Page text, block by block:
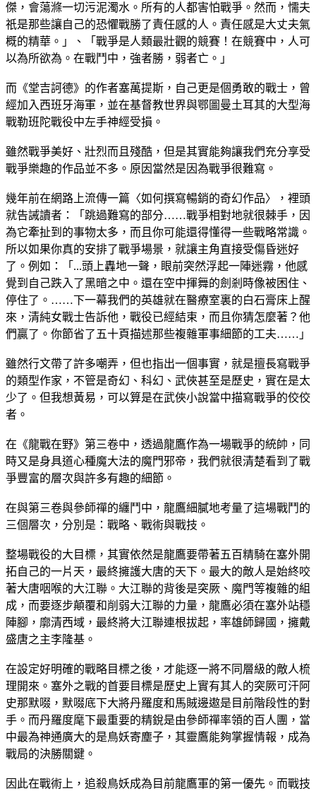
傑，會蕩滌一切污泥濁水。所有的人都害怕戰爭。然而，懦夫
祇是那些讓自己的恐懼戰勝了責任感的人。責任感是大丈夫氣
概的精華。」、「戰爭是人類最壯觀的競賽！在競賽中，人可
以為所欲為。在戰鬥中，強者勝，弱者亡。」
而《堂吉訶德》的作者塞萬提斯，自己更是個勇敢的戰士，曾
經加入西班牙海軍，並在基督教世界與鄂圖曼土耳其的大型海
戰勒班陀戰役中左手神經受損。
雖然戰爭美好、壯烈而且殘酷，但是其實能夠讓我們充分享受
戰爭樂趣的作品並不多。原因當然是因為戰爭很難寫。
幾年前在網路上流傳一篇〈如何撰寫暢銷的奇幻作品〉，裡頭
就告誡讀者：「跳過難寫的部分……戰爭相對地就很棘手，因
為它牽扯到的事物太多，而且你可能還得懂得一些戰略常識。
所以如果你真的安排了戰爭場景，就讓主角直接受傷昏迷好
了。例如：「...頭上轟地一聲，眼前突然浮起一陣迷霧，他感
覺到自己跌入了黑暗之中。還在空中揮舞的劍剎時像被困住、
停住了。……下一幕我們的英雄就在醫療室裏的白石膏床上醒
來，清純女戰士告訴他，戰役已經結束，而且你猜怎麼著？他
們贏了。你節省了五十頁描述那些複雜軍事細節的工夫……」
雖然行文帶了許多嘲弄，但也指出一個事實，就是擅長寫戰爭
的類型作家，不管是奇幻、科幻、武俠甚至是歷史，實在是太
少了。但我想黃易，可以算是在武俠小說當中描寫戰爭的佼佼
者。
在《龍戰在野》第三卷中，透過龍鷹作為一場戰爭的統帥，同
時又是身具道心種魔大法的魔門邪帝，我們就很清楚看到了戰
爭豐富的層次與許多有趣的細節。
在與第三卷與參師禪的纏鬥中，龍鷹細膩地考量了這場戰鬥的
三個層次，分別是：戰略、戰術與戰技。
整場戰役的大目標，其實依然是龍鷹要帶著五百精騎在塞外開
拓自己的一片天，最終擁護大唐的天下。最大的敵人是始終咬
著大唐咽喉的大江聯。大江聯的背後是突厥、魔門等複雜的組
成，而要逐步顛覆和削弱大江聯的力量，龍鷹必須在塞外站穩
陣腳，廓清西域，最終將大江聯連根拔起，率雄師歸國，擁戴
盛唐之主李隆基。
在設定好明確的戰略目標之後，才能逐一將不同層級的敵人梳
理開來。塞外之戰的首要目標是歷史上實有其人的突厥可汗阿
史那默啜，默啜底下大將丹羅度和馬賊邊遨是目前階段性的對
手。而丹羅度麾下最重要的精銳是由參師禪率領的百人團，當
中最為神通廣大的是鳥妖寄塵子，其靈鷹能夠掌握情報，成為
戰局的決勝關鍵。
因此在戰術上，追殺鳥妖成為目前龍鷹軍的第一優先。而戰技